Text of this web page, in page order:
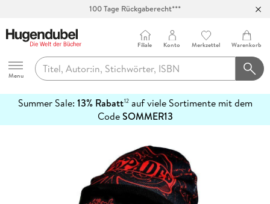
100 Tage Rückgaberecht***
Hugendubel
Menu
Filiale Konto Merkzettel Warenkorb
Summer Sale: 13% Rabatt12auf viele Sortimente mit dem
CodeSOMMER13
erfahren